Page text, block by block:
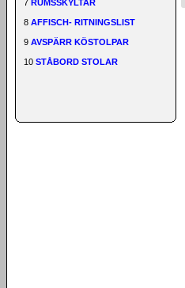
7 RUMSSKYLTAR
8 AFFISCH- RITNINGSLIST
9 AVSPÄRR KÖSTOLPAR
10 STÅBORD STOLAR